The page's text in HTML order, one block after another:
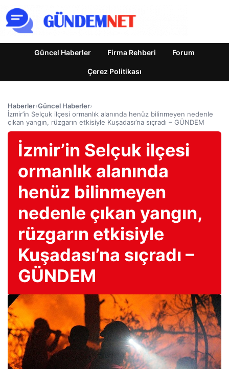
Güncel Haberler Firma Rehberi Forum
Çerez Politikası
Haberler›Güncel Haberler›
İzmir’in Selçuk ilçesi ormanlık alanında henüz bilinmeyen nedenle
çıkan yangın, rüzgarın etkisiyle Kuşadası’na sıçradı – GÜNDEM
İzmir’in Selçuk ilçesi
ormanlık alanında
henüz bilinmeyen
nedenle çıkan yangın,
rüzgarın etkisiyle
Kuşadası’na sıçradı –
GÜNDEM